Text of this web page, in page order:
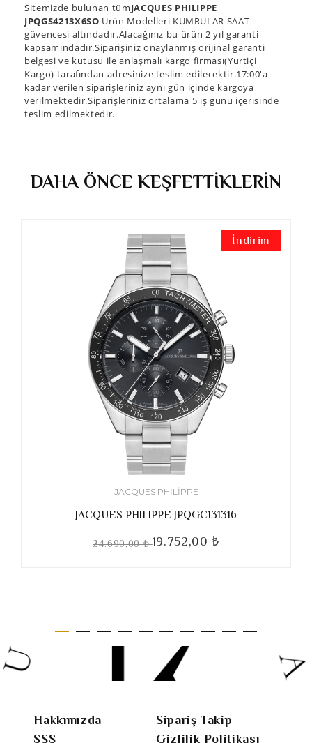
Sitemizde bulunan tümJACQUES PHILIPPE
JPQGS4213X6SO Ürün Modelleri KUMRULAR SAAT
güvencesi altındadır.Alacağınız bu ürün 2 yıl garanti
kapsamındadır.Siparişiniz onaylanmış orijinal garanti
belgesi ve kutusu ile anlaşmalı kargo firması(Yurtiçi
Kargo) tarafından adresinize teslim edilecektir.17:00'a
kadar verilen siparişleriniz aynı gün içinde kargoya
verilmektedir.Siparişleriniz ortalama 5 iş günü içerisinde
teslim edilmektedir.
DAHA ÖNCE KEŞFETTİKLERİN
İndirim
JACQUES PHILIPPE
JACQUES PHILIPPE JPQGC131316
24.690,00 ₺19.752,00 ₺
Hakkımızda
Sipariş Takip
SSS
Gizlilik Politikası